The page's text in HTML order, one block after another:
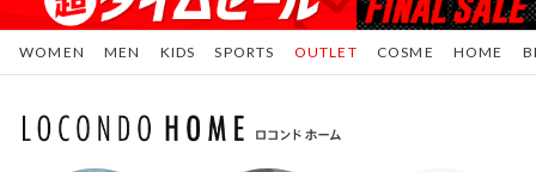
WOMEN MEN KIDS SPORTS COSME HOME
OUTLET